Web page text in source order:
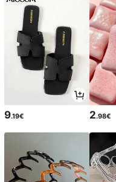
9.19€ 2.98€